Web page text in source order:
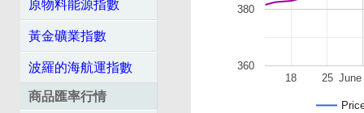
原物料能源指數
黃金礦業指數
波羅的海航運指數
商品匯率行情
June
18 25
360
380